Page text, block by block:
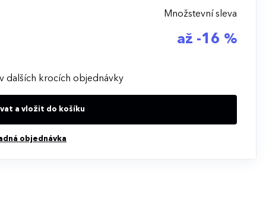
Množstevní sleva
až -16 %
dalších krocích objednávky
a vložit do košíku
objednávka